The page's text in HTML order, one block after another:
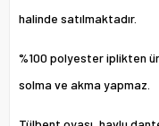
halinde satılmaktadır.
%100 polyester iplikten
solma ve akma yapmaz.